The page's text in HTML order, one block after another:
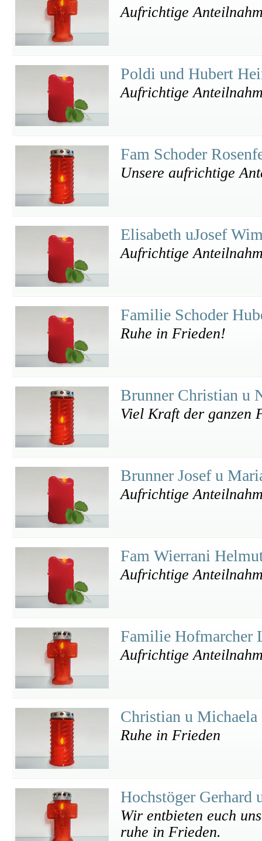
Aufrichtige
Poldi und Hubert
Aufrichtige
Fam Schoder
Unsere aufrichtige
Elisabeth uJosef
Aufrichtige
Familie Schoder
Ruhe in Frieden!
Brunner Christian u
Viel Kraft der ganzen
Brunner Josef u
Aufrichtige
Fam Wierrani
Aufrichtige
Familie Hofmarcher
Aufrichtige
Christian u
Ruhe in Frieden
Hochstöger Gerhard
Wir entbieten euch
ruhe in Frieden.